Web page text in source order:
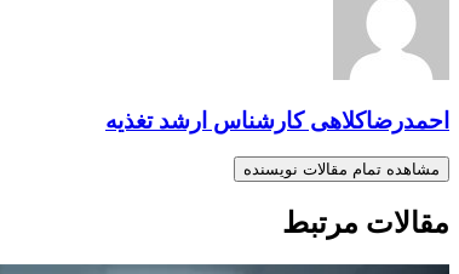
احمدرضاکلاهی کارشناس ارشد تغذیه
مشاهده تمام مقالات نویسنده
مقالات مرتبط